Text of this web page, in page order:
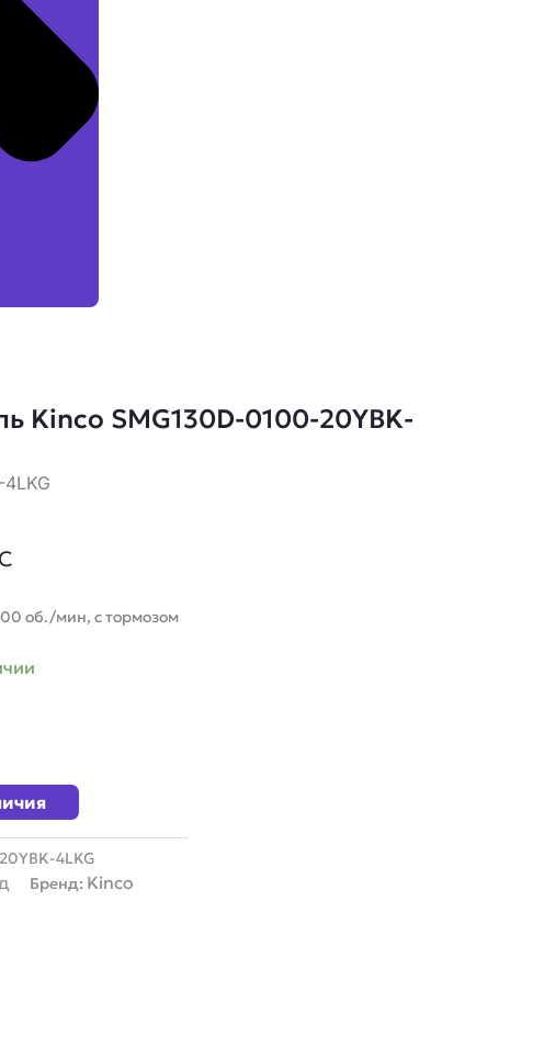
Kinco SMG130D-0100-20YBK-
об./мин, с тормозом
4LKG
Бренд: Kinco